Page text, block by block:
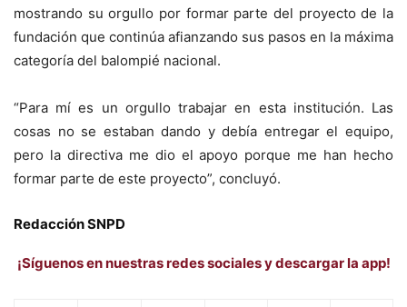
mostrando su orgullo por formar parte del proyecto de la
fundación que continúa afianzando sus pasos en la máxima
categoría del balompié nacional.
“Para mí es un orgullo trabajar en esta institución. Las
cosas no se estaban dando y debía entregar el equipo,
pero la directiva me dio el apoyo porque me han hecho
formar parte de este proyecto”, concluyó.
Redacción SNPD
¡Síguenos en nuestras redes sociales y descargar la app!